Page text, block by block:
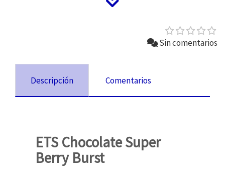
Sin comentarios
Descripción Comentarios
ETS Chocolate Super
Berry Burst